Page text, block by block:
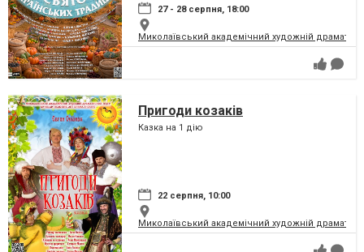
27 - 28 серпня, 18:00
Миколаївський академічний художній
Пригоди козаків
Казка на 1 дію
22 серпня, 10:00
Миколаївський академічний художній